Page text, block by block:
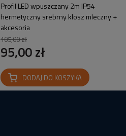
Profil LED wpuszczany 2m IP54
hermetyczny srebrny klosz mleczny +
akcesoria
105,00 zł
95,00 zł
DODAJ DO KOSZYKA